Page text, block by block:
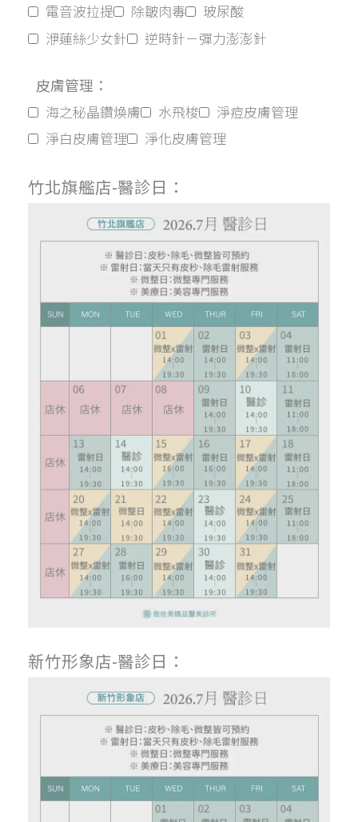
電音波拉提
除皺肉毒
玻尿酸
洢蓮絲少女針
逆時針－彈力澎澎針
皮膚管理：
海之秘晶鑽煥膚 水飛梭
淨痘皮膚管理
淨白皮膚管理
淨化皮膚管理
竹北旗艦店-醫診日：
新竹形象店-醫診日：